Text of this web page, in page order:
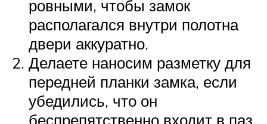
ровными, чтобы замок
располагался внутри полотна
двери аккуратно.
Делаете наносим разметку для
передней планки замка, если
убедились, что он
беспрепятственно входит в паз.